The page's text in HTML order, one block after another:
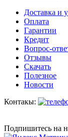
Доставка и
Оплата
Гарантии
Кредит
Вопрос-
Отзывы
Скачать
Полезное
Новости
Контакы:
Подпишитесь на